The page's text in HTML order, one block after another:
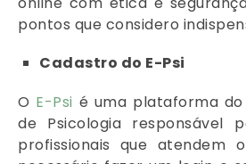
pontos que considero
Cadastro do E-Psi
O E-Psi é uma plataforma do
de Psicologia responsável
profissionais que atendem